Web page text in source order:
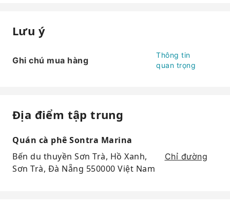
Lưu ý
Ghi chú mua hàng
Thông tin
quan trọng
Địa điểm tập trung
Quán cà phê Sontra Marina
Bến du thuyền Sơn Trà, Hồ Xanh,
Sơn Trà, Đà Nẵng 550000 Việt Nam
Chỉ đường